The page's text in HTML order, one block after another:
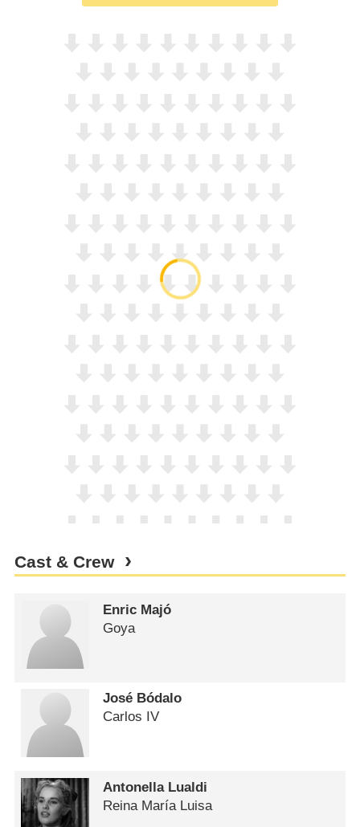
Cast & Crew
Enric Majó
Goya
José Bódalo
Carlos IV
Antonella Lualdi
Reina María Luisa